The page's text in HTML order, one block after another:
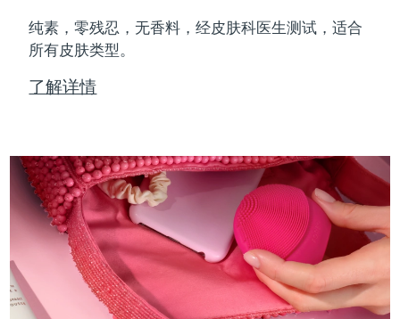
纯素，零残忍，无香料，经皮肤科医生测试，适合
所有皮肤类型。
了解详情
FAQ™产品
All anti-aging treatments
FAQ™产品
All LED treatments
FAQ™ products
PEACH™ 2
Travel-friendly IPL hair removal
PEACH™ Cooling Prep Gel
Cooling IPL hair removal gel
LUNA™ 4 body
Firming body serum
痘肌护理
ESPADA™ 2
Acne treatment device
ESPADA™ Blemish Solution
Concentrated acne gel
眼部护理
IRIS™ 2
Rejuvenating eye massager
眼部护肤
Advanced eye care treatment
KIWI™ derma
Diamond microdermabrasion .
KIWI™
Blackhead remover
LUNA™ 4 hair
2-in-1 LED scalp massager
FLIP™ play advanced
LED light hairbrush
牙齿美白
NEW
issa™ Teeth Whitening Set
Dual LED + sonic device & 18% PAP gel
更多的
直布罗陀
希腊
匈牙利 预计送达日期 8/9/26
冰岛 预计送达日期8/10/26
印度尼西亚 预计送达日期8/7/26
爱尔兰 预计送达日期8/9/26